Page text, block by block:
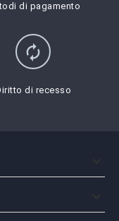
di pagamento
autorenew
di recesso